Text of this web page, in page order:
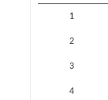
1
2
3
4